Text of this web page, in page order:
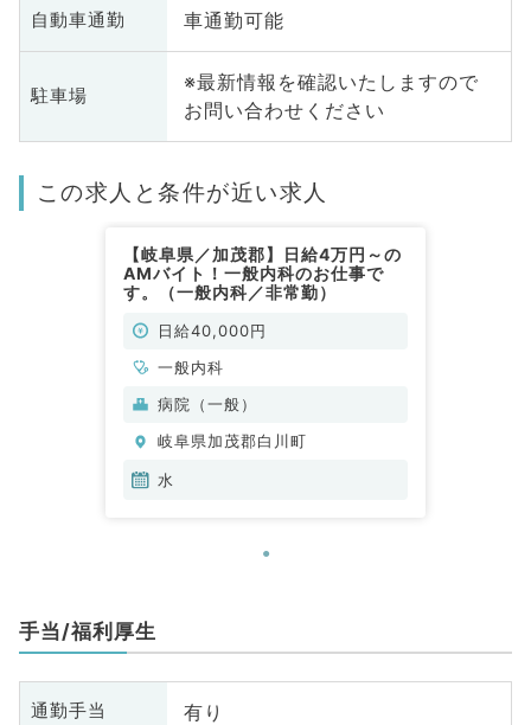
自動車通勤 車通勤可能
駐車場
※最新情報を確認いたしますので
お問い合わせください
この求人と条件が近い求人
【岐阜県／加茂郡】日給4万円～の
AMバイト！一般内科のお仕事で
す。（一般内科／非常勤）
日給40,000円
一般内科
病院（一般）
岐阜県加茂郡白川町
水
手当/福利厚生
通勤手当 有り